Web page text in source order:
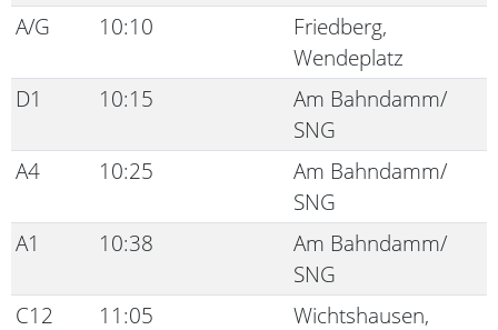
A/G
10:10
Friedberg,
Wendeplatz
D1
10:15
Am Bahndamm/
SNG
A4
10:25
Am Bahndamm/
SNG
A1
10:38
Am Bahndamm/
SNG
C12
11:05
Wichtshausen,